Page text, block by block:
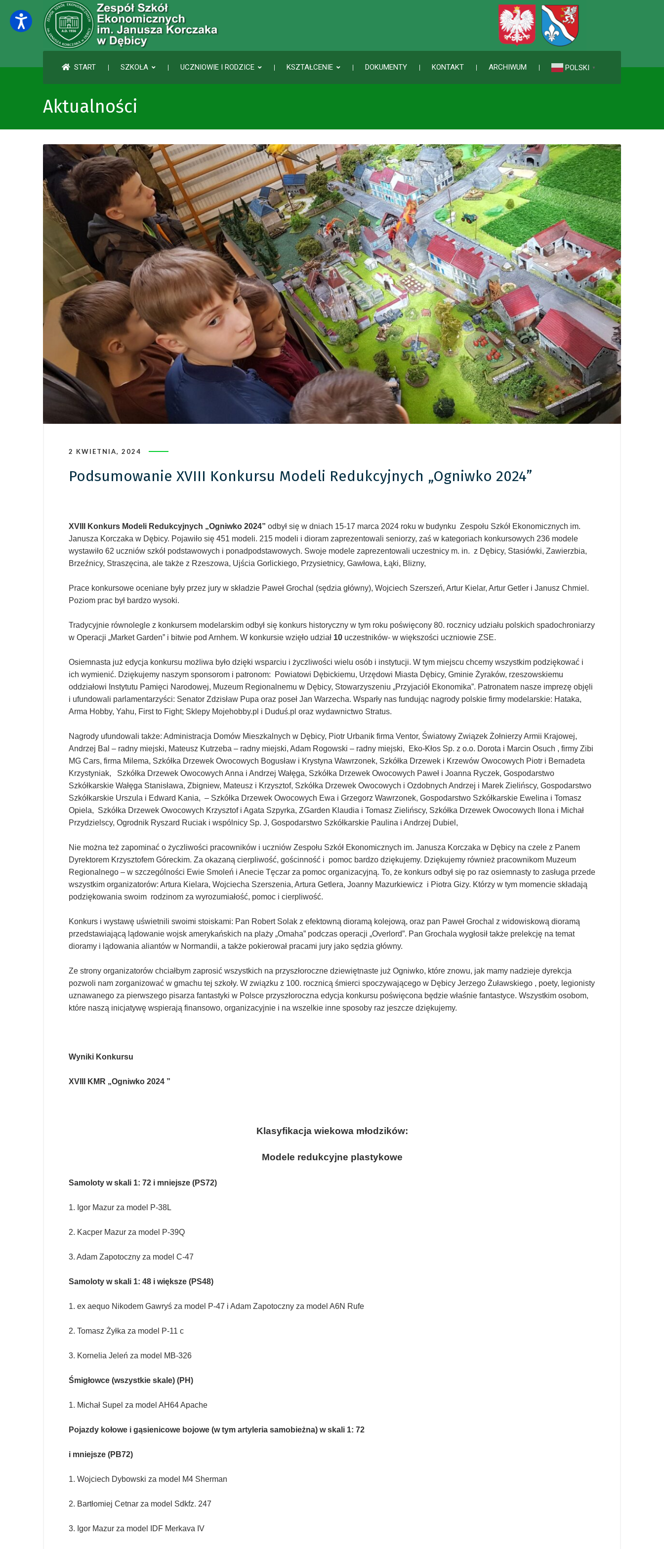
START SZKOŁA UCZNIOWIE I RODZICE KSZTAŁCENIE DOKUMENTY KONTAKT ARCHIWUM POLSKI ▼
Aktualności
2 KWIETNIA, 2024
Podsumowanie XVIII Konkursu Modeli Redukcyjnych „Ogniwko 2024”
XVIII Konkurs Modeli Redukcyjnych „Ogniwko 2024” odbył się w dniach 15-17 marca 2024 roku w budynku Zespołu Szkół Ekonomicznych im.
Janusza Korczaka w Dębicy. Pojawiło się 451 modeli. 215 modeli i dioram zaprezentowali seniorzy, zaś w kategoriach konkursowych 236 modele
wystawiło 62 uczniów szkół podstawowych i ponadpodstawowych. Swoje modele zaprezentowali uczestnicy m. in. z Dębicy, Stasiówki, Zawierzbia,
Brzeźnicy, Straszęcina, ale także z Rzeszowa, Ujścia Gorlickiego, Przysietnicy, Gawłowa, Łąki, Blizny,
Prace konkursowe oceniane były przez jury w składzie Paweł Grochal (sędzia główny), Wojciech Szerszeń, Artur Kielar, Artur Getler i Janusz Chmiel.
Poziom prac był bardzo wysoki.
Tradycyjnie równolegle z konkursem modelarskim odbył się konkurs historyczny w tym roku poświęcony 80. rocznicy udziału polskich spadochroniarzy
w Operacji „Market Garden” i bitwie pod Arnhem. W konkursie wzięło udział 10 uczestników- w większości uczniowie ZSE.
Osiemnasta już edycja konkursu możliwa było dzięki wsparciu i życzliwości wielu osób i instytucji. W tym miejscu chcemy wszystkim podziękować i
ich wymienić. Dziękujemy naszym sponsorom i patronom: Powiatowi Dębickiemu, Urzędowi Miasta Dębicy, Gminie Żyraków, rzeszowskiemu
oddziałowi Instytutu Pamięci Narodowej, Muzeum Regionalnemu w Dębicy, Stowarzyszeniu „Przyjaciół Ekonomika”. Patronatem nasze imprezę objęli
i ufundowali parlamentarzyści: Senator Zdzisław Pupa oraz poseł Jan Warzecha. Wsparły nas fundując nagrody polskie firmy modelarskie: Hataka,
Arma Hobby, Yahu, First to Fight; Sklepy Mojehobby.pl i Duduś.pl oraz wydawnictwo Stratus.
Nagrody ufundowali także: Administracja Domów Mieszkalnych w Dębicy, Piotr Urbanik firma Ventor, Światowy Związek Żołnierzy Armii Krajowej,
Andrzej Bal – radny miejski, Mateusz Kutrzeba – radny miejski, Adam Rogowski – radny miejski, Eko-Kłos Sp. z o.o. Dorota i Marcin Osuch , firmy Zibi
MG Cars, firma Milema, Szkółka Drzewek Owocowych Bogusław i Krystyna Wawrzonek, Szkółka Drzewek i Krzewów Owocowych Piotr i Bernadeta
Krzystyniak, Szkółka Drzewek Owocowych Anna i Andrzej Wałęga, Szkółka Drzewek Owocowych Paweł i Joanna Ryczek, Gospodarstwo
Szkółkarskie Wałęga Stanisława, Zbigniew, Mateusz i Krzysztof, Szkółka Drzewek Owocowych i Ozdobnych Andrzej i Marek Zielińscy, Gospodarstwo
Szkółkarskie Urszula i Edward Kania, – Szkółka Drzewek Owocowych Ewa i Grzegorz Wawrzonek, Gospodarstwo Szkółkarskie Ewelina i Tomasz
Opiela, Szkółka Drzewek Owocowych Krzysztof i Agata Szpyrka, ZGarden Klaudia i Tomasz Zielińscy, Szkółka Drzewek Owocowych Ilona i Michał
Przydzielscy, Ogrodnik Ryszard Ruciak i wspólnicy Sp. J, Gospodarstwo Szkółkarskie Paulina i Andrzej Dubiel,
Nie można też zapominać o życzliwości pracowników i uczniów Zespołu Szkół Ekonomicznych im. Janusza Korczaka w Dębicy na czele z Panem
Dyrektorem Krzysztofem Góreckim. Za okazaną cierpliwość, gościnność i pomoc bardzo dziękujemy. Dziękujemy również pracownikom Muzeum
Regionalnego – w szczególności Ewie Smoleń i Anecie Tęczar za pomoc organizacyjną. To, że konkurs odbył się po raz osiemnasty to zasługa przede
wszystkim organizatorów: Artura Kielara, Wojciecha Szerszenia, Artura Getlera, Joanny Mazurkiewicz i Piotra Gizy. Którzy w tym momencie składają
podziękowania swoim rodzinom za wyrozumiałość, pomoc i cierpliwość.
Konkurs i wystawę uświetnili swoimi stoiskami: Pan Robert Solak z efektowną dioramą kolejową, oraz pan Paweł Grochal z widowiskową dioramą
przedstawiającą lądowanie wojsk amerykańskich na plaży „Omaha” podczas operacji „Overlord”. Pan Grochala wygłosił także prelekcję na temat
dioramy i lądowania aliantów w Normandii, a także pokierował pracami jury jako sędzia główny.
Ze strony organizatorów chciałbym zaprosić wszystkich na przyszłoroczne dziewiętnaste już Ogniwko, które znowu, jak mamy nadzieje dyrekcja
pozwoli nam zorganizować w gmachu tej szkoły. W związku z 100. rocznicą śmierci spoczywającego w Dębicy Jerzego Żuławskiego , poety, legionisty
uznawanego za pierwszego pisarza fantastyki w Polsce przyszłoroczna edycja konkursu poświęcona będzie właśnie fantastyce. Wszystkim osobom,
które naszą inicjatywę wspierają finansowo, organizacyjnie i na wszelkie inne sposoby raz jeszcze dziękujemy.
Wyniki Konkursu
XVIII KMR „Ogniwko 2024 ”
Klasyfikacja wiekowa młodzików:
Modele redukcyjne plastykowe
Samoloty w skali 1: 72 i mniejsze (PS72)
1. Igor Mazur za model P-38L
2. Kacper Mazur za model P-39Q
3. Adam Zapotoczny za model C-47
Samoloty w skali 1: 48 i większe (PS48)
1. ex aequo Nikodem Gawryś za model P-47 i Adam Zapotoczny za model A6N Rufe
2. Tomasz Żyłka za model P-11 c
3. Kornelia Jeleń za model MB-326
Śmigłowce (wszystkie skale) (PH)
1. Michał Supel za model AH64 Apache
Pojazdy kołowe i gąsienicowe bojowe (w tym artyleria samobieżna) w skali 1: 72
i mniejsze (PB72)
1. Wojciech Dybowski za model M4 Sherman
2. Bartłomiej Cetnar za model Sdkfz. 247
3. Igor Mazur za model IDF Merkava IV